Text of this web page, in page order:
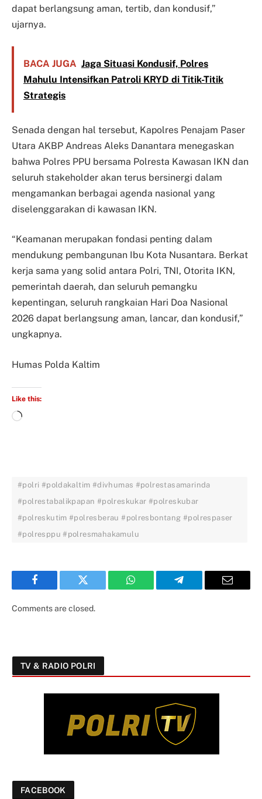
dapat berlangsung aman, tertib, dan kondusif,”
ujarnya.
BACA JUGA Jaga Situasi Kondusif, Polres
Mahulu Intensifkan Patroli KRYD di Titik-Titik
Strategis
Senada dengan hal tersebut, Kapolres Penajam Paser
Utara AKBP Andreas Aleks Danantara menegaskan
bahwa Polres PPU bersama Polresta Kawasan IKN dan
seluruh stakeholder akan terus bersinergi dalam
mengamankan berbagai agenda nasional yang
diselenggarakan di kawasan IKN.
“Keamanan merupakan fondasi penting dalam
mendukung pembangunan Ibu Kota Nusantara. Berkat
kerja sama yang solid antara Polri, TNI, Otorita IKN,
pemerintah daerah, dan seluruh pemangku
kepentingan, seluruh rangkaian Hari Doa Nasional
2026 dapat berlangsung aman, lancar, dan kondusif,”
ungkapnya.
Humas Polda Kaltim
Like this:
#polri #poldakaltim #divhumas #polrestasamarinda
#polrestabalikpapan #polreskukar #polreskubar
#polreskutim #polresberau #polresbontang #polrespaser
#polresppu #polresmahakamulu
Facebook Twitter WhatsApp Telegram Email
Comments are closed.
TV & RADIO POLRI
FACEBOOK